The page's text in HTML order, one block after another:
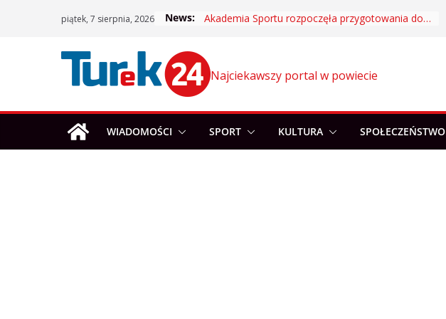
piątek, 7 sierpnia, 2026 News: Akademia Sportu rozpoczęła przygotowania do nowego sezonu
Najciekawszy portal w powiecie
WIADOMOŚCI SPORT KULTURA SPOŁECZEŃSTWO